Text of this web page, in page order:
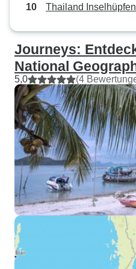
Thailand
Journeys:
National
5,0 (4